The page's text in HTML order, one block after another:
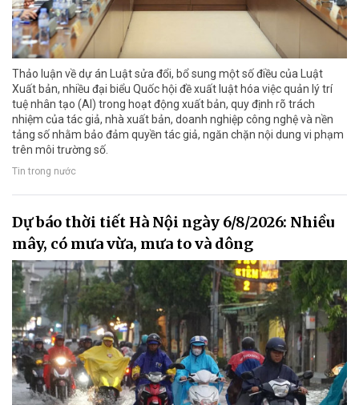
Thảo luận về dự án Luật sửa đổi, bổ sung một số điều của Luật
Xuất bản, nhiều đại biểu Quốc hội đề xuất luật hóa việc quản lý trí
tuệ nhân tạo (AI) trong hoạt động xuất bản, quy định rõ trách
nhiệm của tác giả, nhà xuất bản, doanh nghiệp công nghệ và nền
tảng số nhằm bảo đảm quyền tác giả, ngăn chặn nội dung vi phạm
trên môi trường số.
Tin trong nước
Dự báo thời tiết Hà Nội ngày 6/8/2026: Nhiều
mây, có mưa vừa, mưa to và dông